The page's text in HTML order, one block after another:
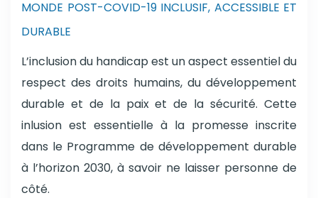
MONDE POST-COVID-19 INCLUSIF, ACCESSIBLE ET
DURABLE
L’inclusion du handicap est un aspect essentiel du
respect des droits humains, du développement
durable et de la paix et de la sécurité. Cette
inlusion est essentielle à la promesse inscrite
dans le Programme de développement durable
à l’horizon 2030, à savoir ne laisser personne de
côté.